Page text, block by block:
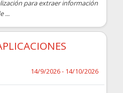
para extraer información
...
14/9/2026 - 14/10/2026